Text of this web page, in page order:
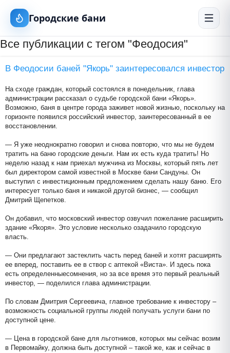
Городские бани
Все публикации с тегом "Феодосия"
В Феодосии баней "Якорь" заинтересовался инвестор
На сходе граждан, который состоялся в понедельник, глава
администрации рассказал о судьбе городской бани «Якорь».
Возможно, баня в центре города заживет новой жизнью, поскольку на
горизонте появился российский инвестор, заинтересованный в ее
восстановлении.
— Я уже неоднократно говорил и снова повторю, что мы не будем
тратить на баню городские деньги. Нам их есть куда тратить! Но
неделю назад к нам приехал мужчина из Москвы, который пять лет
был директором самой известной в Москве бани Сандуны. Он
выступил с инвестиционным предложением сделать нашу баню. Его
интересует только баня и никакой другой бизнес, — сообщил
Дмитрий Щепетков.
Он добавил, что московский инвестор озвучил пожелание расширить
здание «Якоря». Это условие несколько озадачило городскую
власть.
— Они предлагают застеклить часть перед баней и хотят расширять
ее вперед, поставить ее в створ с аптекой «Виста». И здесь пока
есть определенныесомнения, но за все время это первый реальный
инвестор, — поделился глава администрации.
По словам Дмитрия Сергеевича, главное требование к инвестору –
возможность социальной группы людей получать услуги бани по
доступной цене.
— Цена в городской бане для льготников, которых мы сейчас возим
в Первомайку, должна быть доступной – такой же, как и сейчас в